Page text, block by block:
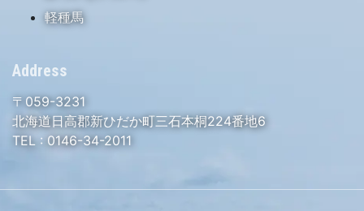
軽種馬
Address
〒059-3231
北海道日高郡新ひだか町三石本桐224番地6
TEL : 0146-34-2011